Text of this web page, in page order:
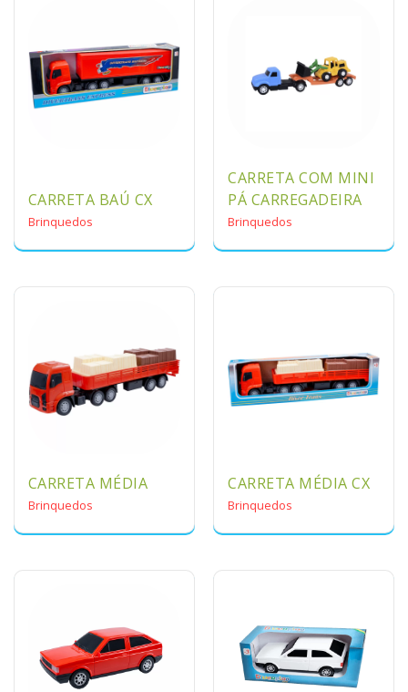
CARRETA BAÚ CX
Brinquedos
CARRETA COM MINI
PÁ CARREGADEIRA
Brinquedos
CARRETA MÉDIA
Brinquedos
CARRETA MÉDIA CX
Brinquedos